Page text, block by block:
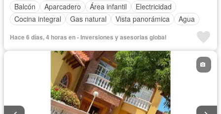
Balcón
Aparcadero Área infantil
Electricidad
Cocina integral
Gas natural Vista panorámica Agua
Hace 6 días, 4 horas en - Inversiones y asesorias global